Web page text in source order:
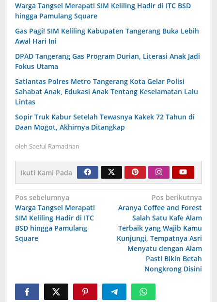
Warga Tangsel Merapat! SIM Keliling Hadir di ITC BSD
hingga Pamulang Square
Gas Pagi! SIM Keliling Kabupaten Tangerang Buka Lebih
Awal Hari Ini
DPAD Tangerang Gas Program Durian, Literasi Anak Jadi
Fokus Utama
Satlantas Polres Metro Tangerang Kota Gelar Polisi
Sahabat Anak, Edukasi Anak Tentang Keselamatan Lalu
Lintas
Sopir Truk Kabur Setelah Tewasnya Kakek 72 Tahun di
Daan Mogot, Akhirnya Ditangkap
oleh Saeful Ramadhan
Ikuti Kami Pada
Navigasi
pos
Pos sebelumnya
Warga Tangsel Merapat!
SIM Keliling Hadir di ITC
BSD hingga Pamulang
Square
Pos berikutnya
Aranya Coffee and Forest
Salah Satu Kafe Alam
Terbaik yang Wajib Kamu
Kunjungi, Tempatnya Asri
Menyatu dengan Alam
Pasti Bikin Betah
Nongkrong Disini